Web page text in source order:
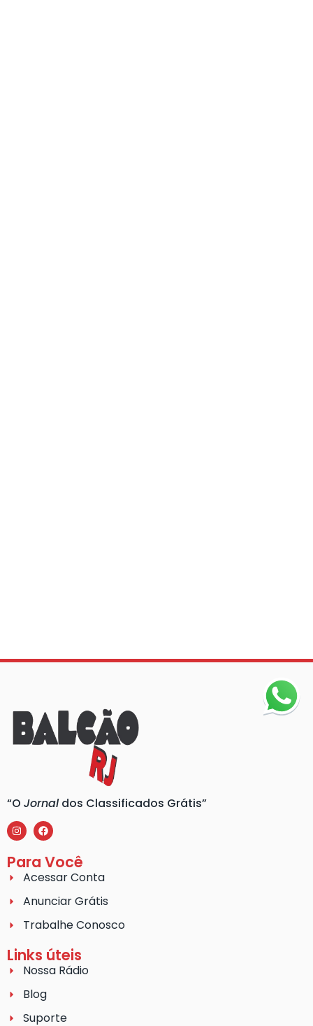
“O Jornaldos Classificados Grátis”
Para Você
Acessar Conta
Anunciar Grátis
Trabalhe Conosco
Links úteis
Nossa Rádio
Blog
Suporte